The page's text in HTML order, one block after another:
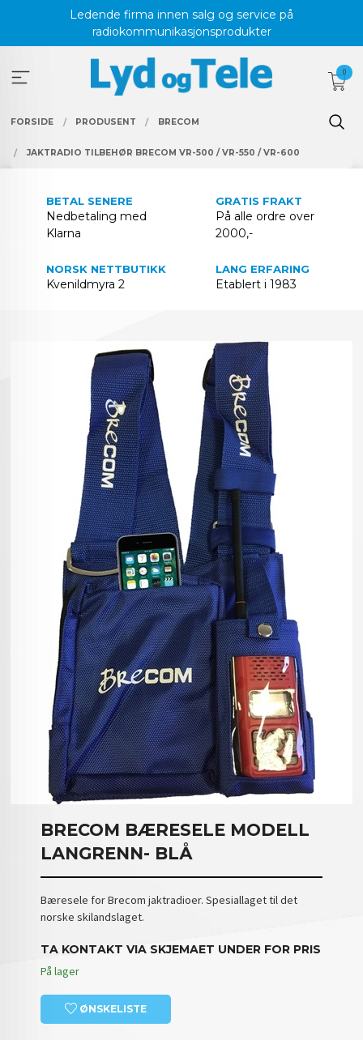
Ledende firma innen salg og service på
radiokommunikasjonsprodukter
0
FORSIDE PRODUSENT BRECOM
JAKTRADIO TILBEHØR BRECOM VR-500 / VR-550 / VR-600
BETAL SENERE
Nedbetaling med
Klarna
GRATIS FRAKT
På alle ordre over
2000,-
NORSK NETTBUTIKK
Kvenildmyra 2
LANG ERFARING
Etablert i 1983
BRECOM BÆRESELE MODELL
LANGRENN- BLÅ
Bæresele for Brecom jaktradioer. Spesiallaget til det
norske skilandslaget.
TA KONTAKT VIA SKJEMAET UNDER FOR PRIS
På lager
ØNSKELISTE